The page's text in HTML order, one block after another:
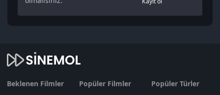
Beklenen Filmler
Popüler Filmler
Popüler Türler